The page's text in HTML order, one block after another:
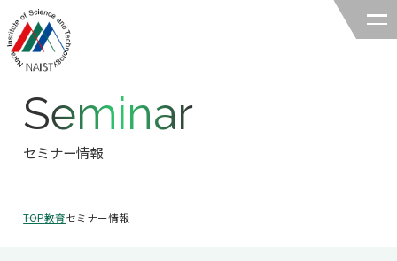
奈良先端科学技術大学院大学
Seminar
セミナー情報
TOP教育セミナー情報